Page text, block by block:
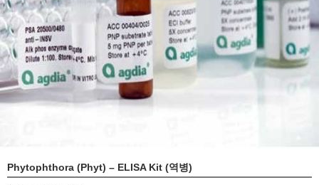
Phytophthora (Phyt) – ELISA Kit (역병)